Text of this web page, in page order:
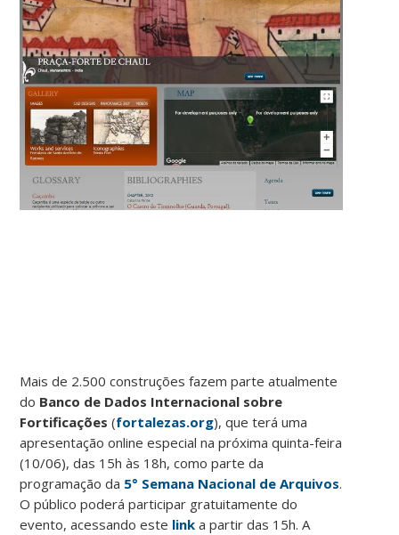
Mais de 2.500 construções fazem parte atualmente
do Banco de Dados Internacional sobre
Fortificações (fortalezas.org), que terá uma
apresentação online especial na próxima quinta-feira
(10/06), das 15h às 18h, como parte da
programação da 5° Semana Nacional de Arquivos.
O público poderá participar gratuitamente do
evento, acessando este linka partir das 15h. A